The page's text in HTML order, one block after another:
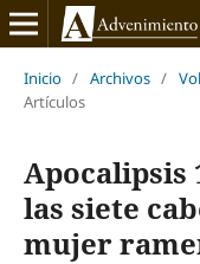
Inicio / Archivos /
Artículos
Apocalipsis
las siete
mujer